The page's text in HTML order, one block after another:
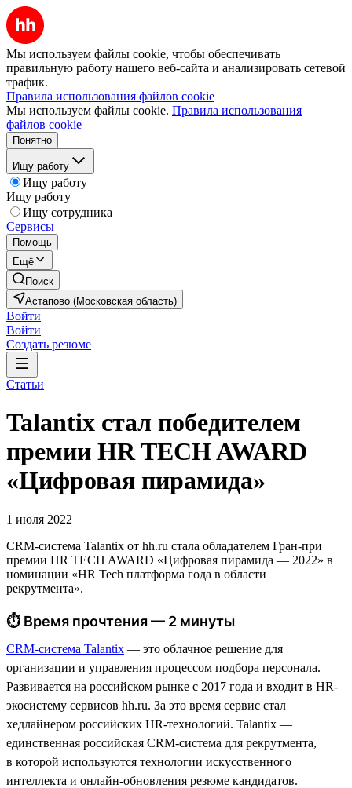
Мы используем файлы cookie, чтобы обеспечивать
правильную работу нашего веб-сайта и анализировать сетевой
трафик.
Правила использования файлов cookie
Мы используем файлы cookie. Правила использования
файлов cookie
Понятно
Ищу работу
Ищу работу
Ищу работу
Ищу сотрудника
Сервисы
Помощь
Ещё
Поиск
Астапово (Московская область)
Войти
Войти
Создать резюме
Статьи
Talantix cтал победителем
премии HR TECH AWARD
«Цифровая пирамида»
1 июля 2022
CRM-система Talantix от hh.ru стала обладателем Гран-при
премии HR TECH AWARD «Цифровая пирамида — 2022» в
номинации «HR Tech платформа года в области
рекрутмента».
⏱ Время прочтения — 2 минуты
CRM-система Talantix — это облачное решение для
организации и управления процессом подбора персонала.
Развивается на российском рынке с 2017 года и входит в HR-
экосистему сервисов hh.ru. За это время сервис стал
хедлайнером российских HR-технологий. Talantix —
единственная российская CRM-система для рекрутмента,
в которой используются технологии искусственного
интеллекта и онлайн-обновления резюме кандидатов.